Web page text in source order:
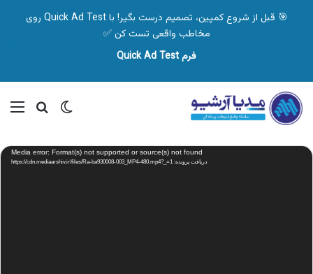
🎯 قبل از شروع کمپین، تصمیم درست بگیر! با Quick Ad Test روی
مخاطب واقعی تست کن ✅
فرم Quick Ad Test
تغییر پوسته
نمایشگر
ویدیو Media error: Format(s) not supported or source(s) not found
دریافت پرونده: https://cdn.mediaarshiv.ir/files/Ra-ba930008-003_MP4-480.mp4?_=1